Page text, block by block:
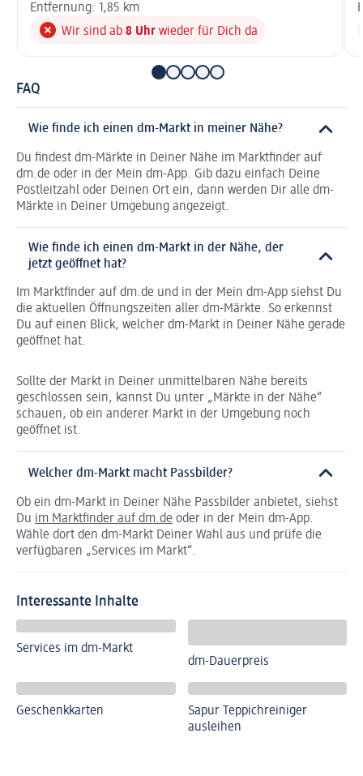
Entfernung: 1,85 km
Wir sind ab 8 Uhr wieder für Dich da
FAQ
Wie finde ich einen dm-Markt in meiner Nähe?
Du findest dm-Märkte in Deiner Nähe im Marktfinder auf
dm.de oder in der Mein dm-App. Gib dazu einfach Deine
Postleitzahl oder Deinen Ort ein, dann werden Dir alle dm-
Märkte in Deiner Umgebung angezeigt.
Wie finde ich einen dm-Markt in der Nähe, der
jetzt geöffnet hat?
Im Marktfinder auf dm.de und in der Mein dm-App siehst Du
die aktuellen Öffnungszeiten aller dm-Märkte. So erkennst
Du auf einen Blick, welcher dm-Markt in Deiner Nähe gerade
geöffnet hat.
Sollte der Markt in Deiner unmittelbaren Nähe bereits
geschlossen sein, kannst Du unter „Märkte in der Nähe“
schauen, ob ein anderer Markt in der Umgebung noch
geöffnet ist.
Welcher dm-Markt macht Passbilder?
Ob ein dm-Markt in Deiner Nähe Passbilder anbietet, siehst
Du im Marktfinder auf dm.de oder in der Mein dm-App.
Wähle dort den dm-Markt Deiner Wahl aus und prüfe die
verfügbaren „Services im Markt“.
Interessante Inhalte
Services im dm-Markt
dm-Dauerpreis
Geschenkkarten
Sapur Teppichreiniger
ausleihen